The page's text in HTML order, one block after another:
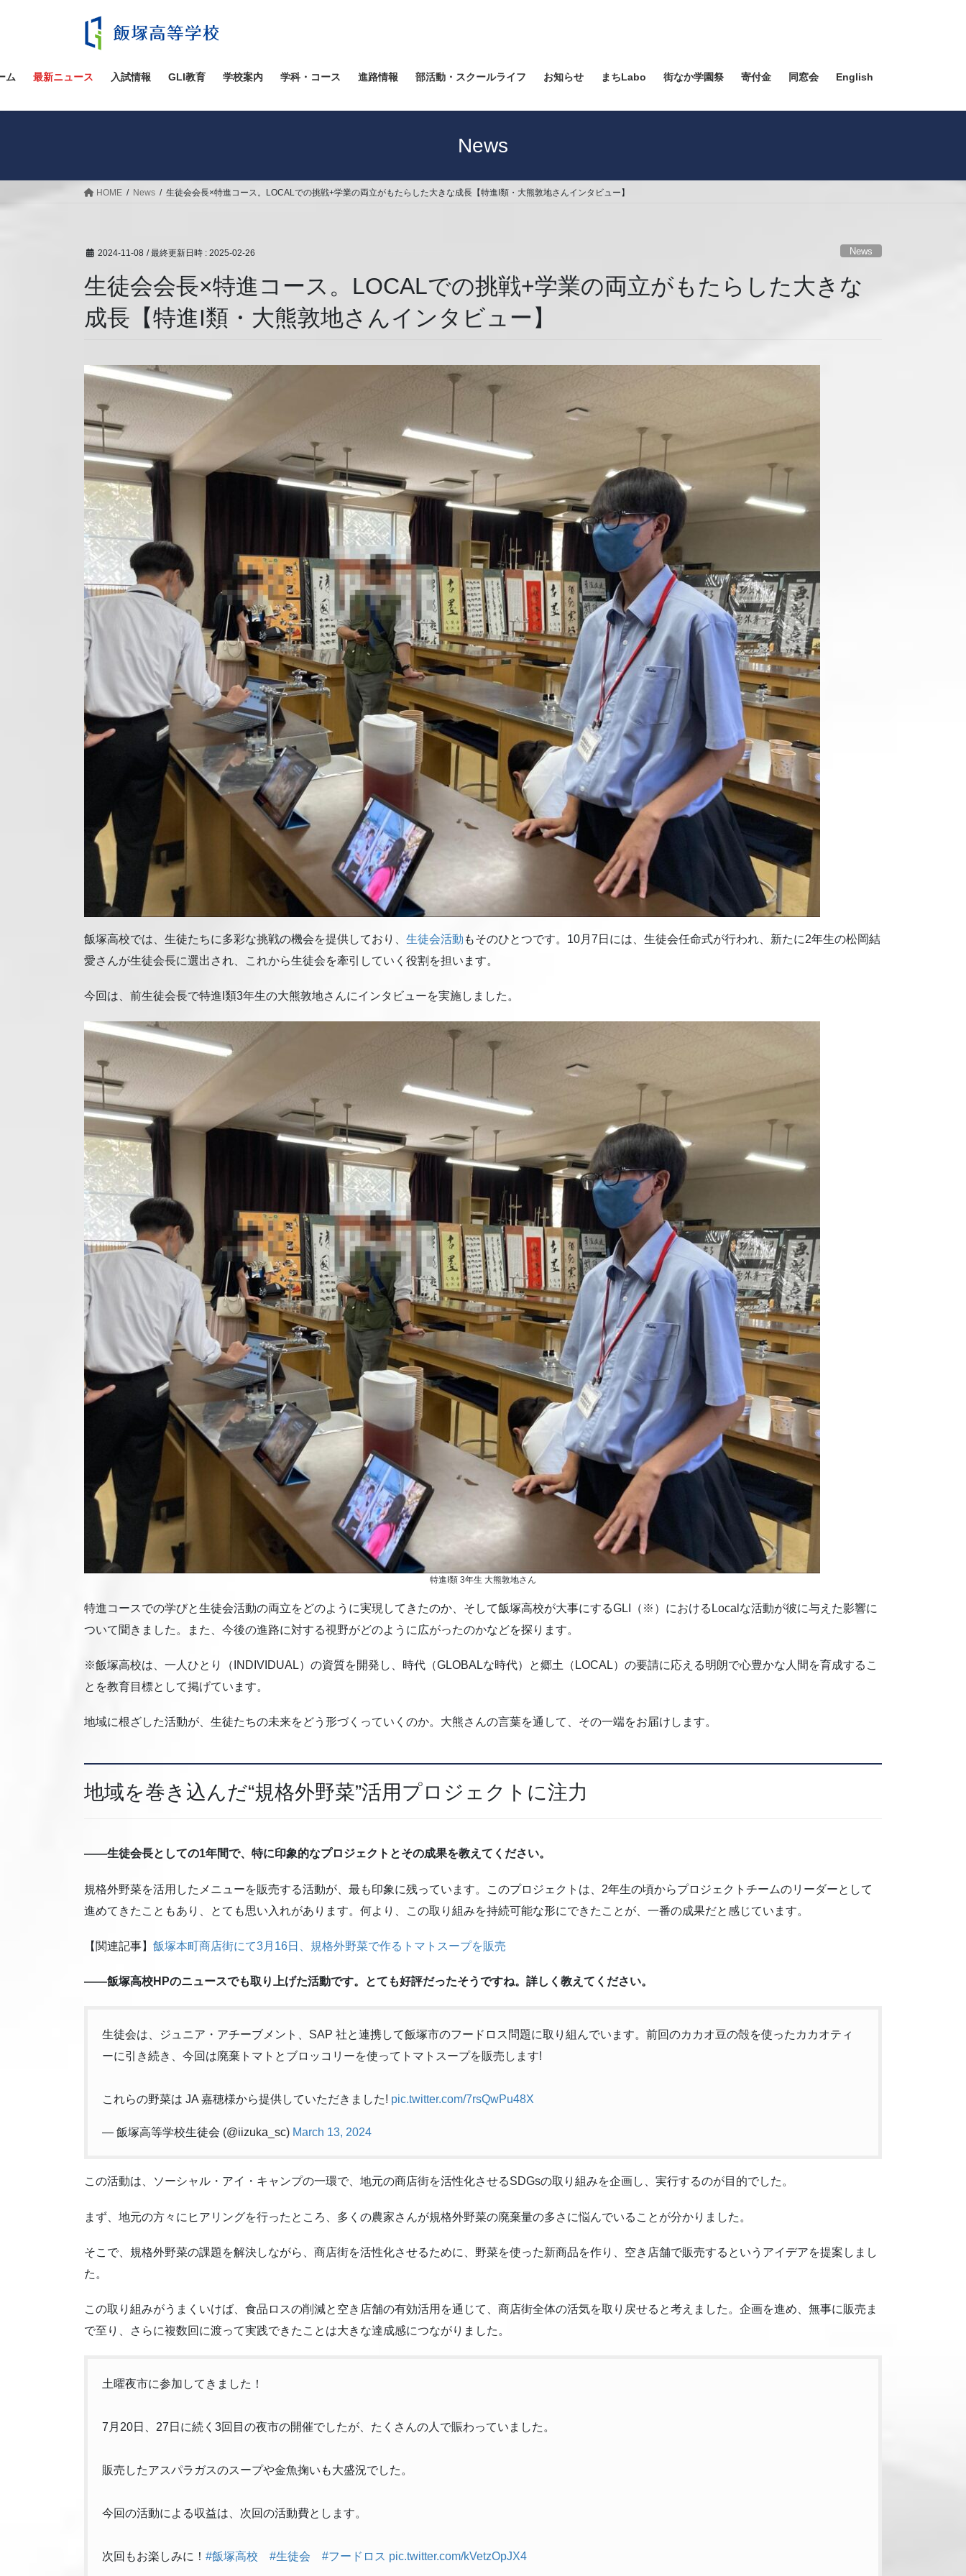
ツ
ス
シ
ン
ム 最新ニュース 入試情報 GLI教育 学校案内 学科・コース 進路情報 部活動・スクールライフ お知らせ まちLabo 街なか学園祭 寄付金 同窓会 English
News
HOME News 生徒会会長×特進コース。LOCALでの挑戦+学業の両立がもたらした大きな成長【特進I類・大熊敦地さんインタビュー】
2024-11-08 / 最終更新日時 : 2025-02-26 News
生徒会会長×特進コース。LOCALでの挑戦+学業の両立がもたらした大きな
成長【特進I類・大熊敦地さんインタビュー】
飯塚高校では、生徒たちに多彩な挑戦の機会を提供しており、 生徒会活動 もそのひとつです。10月7日には、生徒会任命式が行われ、新たに2年生の松岡結
愛さんが生徒会長に選出され、これから生徒会を牽引していく役割を担います。
今回は、前生徒会長で特進I類3年生の大熊敦地さんにインタビューを実施しました。
特進I類 3年生 大熊敦地さん
特進コースでの学びと生徒会活動の両立をどのように実現してきたのか、そして飯塚高校が大事にするGLI（※）におけるLocalな活動が彼に与えた影響に
ついて聞きました。また、今後の進路に対する視野がどのように広がったのかなどを探ります。
※飯塚高校は、一人ひとり（INDIVIDUAL）の資質を開発し、時代（GLOBALな時代）と郷土（LOCAL）の要請に応える明朗で心豊かな人間を育成するこ
とを教育目標として掲げています。
地域に根ざした活動が、生徒たちの未来をどう形づくっていくのか。大熊さんの言葉を通して、その一端をお届けします。
地域を巻き込んだ“規格外野菜”活用プロジェクトに注力
——生徒会長としての1年間で、特に印象的なプロジェクトとその成果を教えてください。
規格外野菜を活用したメニューを販売する活動が、最も印象に残っています。このプロジェクトは、2年生の頃からプロジェクトチームのリーダーとして
進めてきたこともあり、とても思い入れがあります。何より、この取り組みを持続可能な形にできたことが、一番の成果だと感じています。
【関連記事】 飯塚本町商店街にて3月16日、規格外野菜で作るトマトスープを販売
——飯塚高校HPのニュースでも取り上げた活動です。とても好評だったそうですね。詳しく教えてください。
生徒会は、ジュニア・アチーブメント、SAP 社と連携して飯塚市のフードロス問題に取り組んでいます。前回のカカオ豆の殻を使ったカカオティ
ーに引き続き、今回は廃棄トマトとブロッコリーを使ってトマトスープを販売します!
これらの野菜は JA 嘉穂様から提供していただきました! pic.twitter.com/7rsQwPu48X
— 飯塚高等学校生徒会 (@iizuka_sc) March 13, 2024
この活動は、ソーシャル・アイ・キャンプの一環で、地元の商店街を活性化させるSDGsの取り組みを企画し、実行するのが目的でした。
まず、地元の方々にヒアリングを行ったところ、多くの農家さんが規格外野菜の廃棄量の多さに悩んでいることが分かりました。
そこで、規格外野菜の課題を解決しながら、商店街を活性化させるために、野菜を使った新商品を作り、空き店舗で販売するというアイデアを提案しまし
た。
この取り組みがうまくいけば、食品ロスの削減と空き店舗の有効活用を通じて、商店街全体の活気を取り戻せると考えました。企画を進め、無事に販売ま
で至り、さらに複数回に渡って実践できたことは大きな達成感につながりました。
土曜夜市に参加してきました！
7月20日、27日に続く3回目の夜市の開催でしたが、たくさんの人で賑わっていました。
販売したアスパラガスのスープや金魚掬いも大盛況でした。
今回の活動による収益は、次回の活動費とします。
次回もお楽しみに！ #飯塚高校 #生徒会 #フードロス pic.twitter.com/kVetzOpJX4